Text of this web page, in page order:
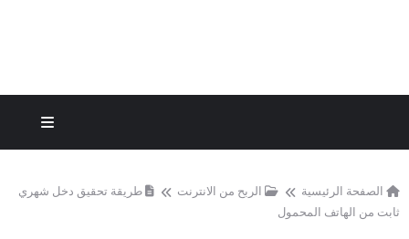
الصفحة الرئيسية الربح من الانترنت
طريقة تحقيق دخل شهري
ثابت من الهاتف المحمول